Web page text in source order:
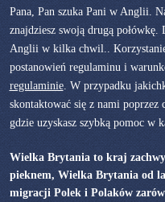
Pana, Pan szuka Pani w Anglii.
znajdziesz swoją drugą połówkę.
Anglii w kilka chwil.. Korzystanie
postanowień regulaminu i
regulaminie. W przypadku
skontaktować się z nami poprzez
gdzie uzyskasz szybką pomoc w
Wielka Brytania to kraj
pieknem, Wielka Brytania od
migracji Polek i Polaków